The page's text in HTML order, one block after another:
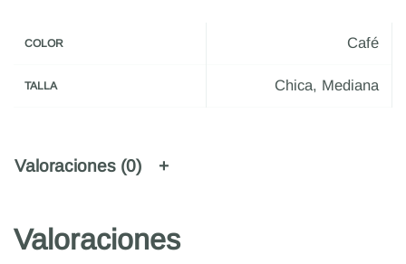
COLOR Café
TALLA Chica, Mediana
Valoraciones (0)
Valoraciones